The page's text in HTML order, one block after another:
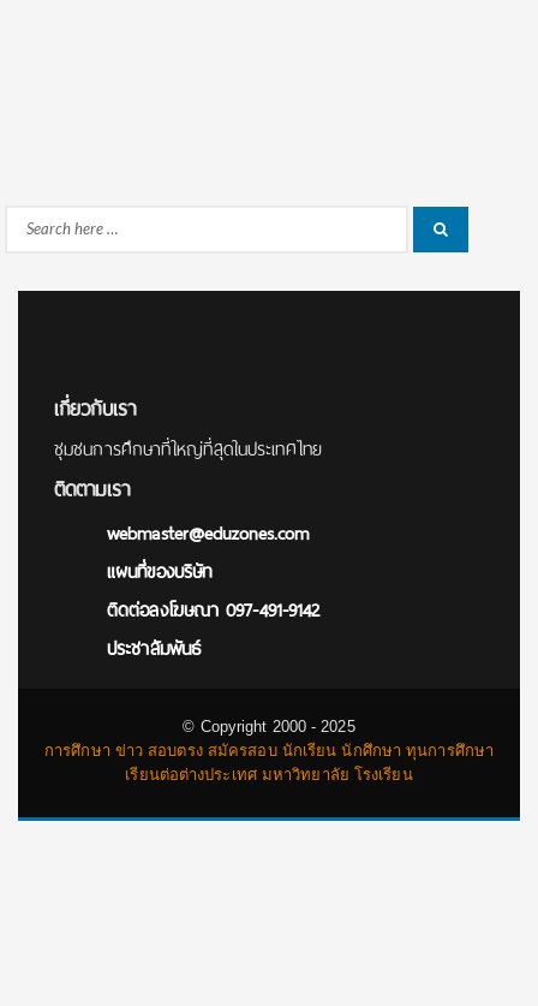
Search
เกี่ยวกับเรา
ชุมชนการศึกษาที่ใหญ่ที่สุดในประเทศไทย
ติดตามเรา
webmaster@eduzones.com
แผนที่ของบริษัท
ติดต่อลงโฆษณา 097-491-9142
ประชาสัมพันธ์
© Copyright 2000 - 2025
การศึกษา ข่าว สอบตรง สมัครสอบ นักเรียน นักศึกษา ทุนการศึกษา
เรียนต่อต่างประเทศ มหาวิทยาลัย โรงเรียน